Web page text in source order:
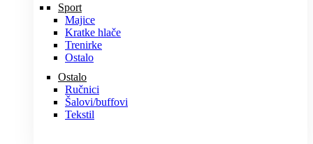
Sport
Majice
Kratke hlače
Trenirke
Ostalo
Ostalo
Ručnici
Šalovi/buffovi
Tekstil